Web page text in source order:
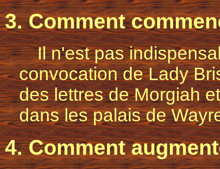
3. Comment
Il n'est pas
convocation de Lady
des lettres de Morgiah
dans les palais de
4. Comment